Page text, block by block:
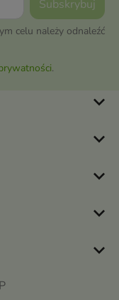
celu należy odnaleźć
.
keyboard_arrow_down
keyboard_arrow_down
keyboard_arrow_down
keyboard_arrow_down
keyboard_arrow_down